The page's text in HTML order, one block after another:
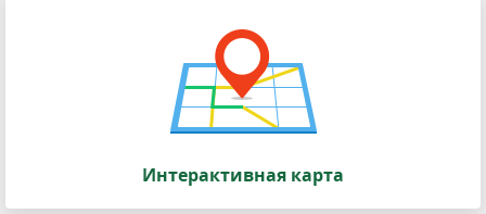
Интерактивная карта